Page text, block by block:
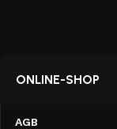
ONLINE-SHOP
AGB